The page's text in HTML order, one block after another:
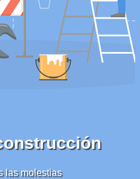
las molestias